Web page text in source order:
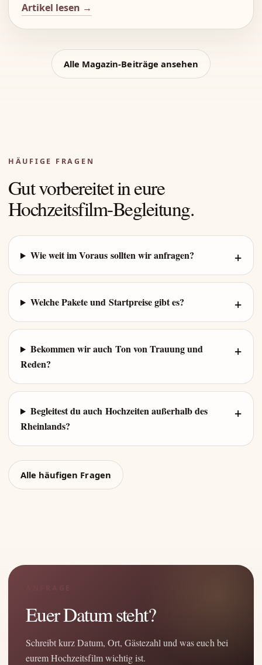
Artikel lesen →
Alle Magazin-Beiträge ansehen
HÄUFIGE FRAGEN
Gut vorbereitet in eure
Hochzeitsfilm-Begleitung.
Wie weit im Voraus sollten wir anfragen?
Welche Pakete und Startpreise gibt es?
Bekommen wir auch Ton von Trauung und
Reden?
Begleitest du auch Hochzeiten außerhalb des
Rheinlands?
Alle häufigen Fragen
Euer Datum steht?
Schreibt kurz Datum, Ort, Gästezahl und was euch bei
eurem Hochzeitsfilm wichtig ist.